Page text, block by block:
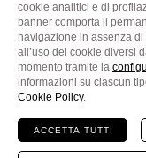
Sitemap
cookie analitici e di
banner comporta il
navigazione in assenza
all’uso dei cookie diversi
momento tramite la
informazioni su ciascun
Cookie Policy.
ACCETTA TUTTI